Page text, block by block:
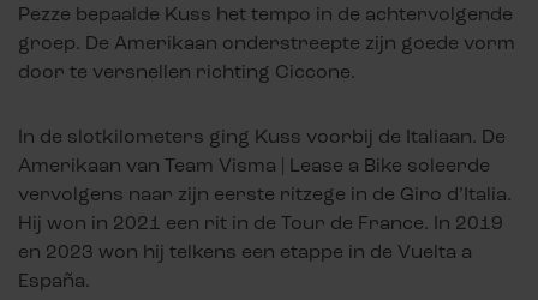
Pezze bepaalde Kuss het tempo in de achtervolgende
groep. De Amerikaan onderstreepte zijn goede vorm
door te versnellen richting Ciccone.
In de slotkilometers ging Kuss voorbij de Italiaan. De
Amerikaan van Team Visma | Lease a Bike soleerde
vervolgens naar zijn eerste ritzege in de Giro d’Italia.
Hij won in 2021 een rit in de Tour de France. In 2019
en 2023 won hij telkens een etappe in de Vuelta a
España.